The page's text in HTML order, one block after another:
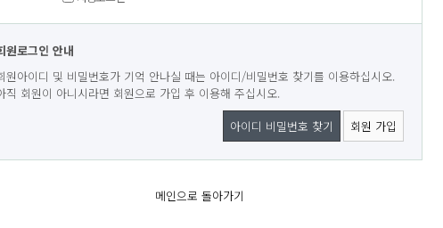
원로그인 안내
원아이디 및 비밀번호가 기억 안나실 때는 아이디/비밀번호 찾기를 이용하십시오.
직 회원이 아니시라면 회원으로 가입 후 이용해 주십시오.
아이디 비밀번호 찾기
회원 가입
메인으로 돌아가기